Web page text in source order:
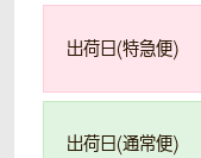
出荷日(特急便)
出荷日(通常便)